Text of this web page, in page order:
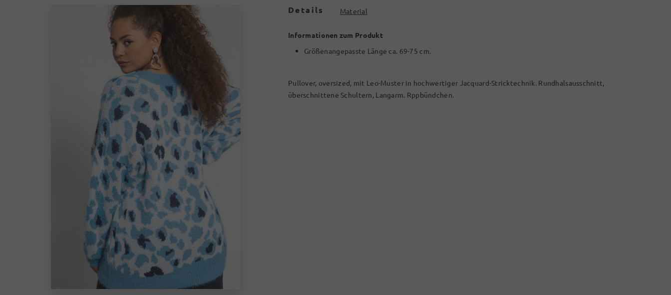
Details Material
Informationen zum Produkt
Größenangepasste Länge ca. 69-75 cm.
Pullover, oversized, mit Leo-Muster in hochwertiger Jacquard-Stricktechnik. Rundhalsausschnitt,
überschnittene Schultern, Langarm. Rppbündchen.